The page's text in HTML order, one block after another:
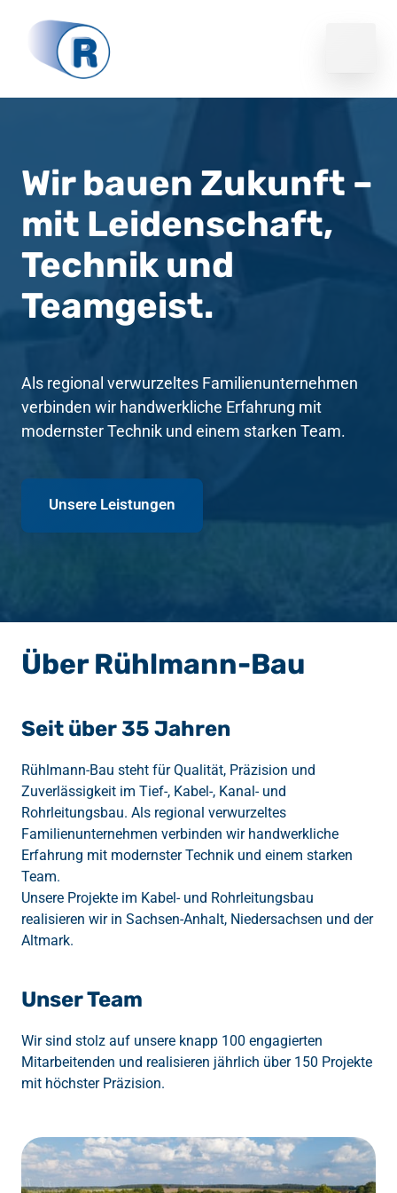
Wir bauen Zukunft –
mit Leidenschaft,
Technik und
Teamgeist.
Als regional verwurzeltes Familienunternehmen
verbinden wir handwerkliche Erfahrung mit
modernster Technik und einem starken Team.
Unsere Leistungen
Über Rühlmann-Bau
Seit über 35 Jahren
Rühlmann-Bau steht für Qualität, Präzision und
Zuverlässigkeit im Tief-, Kabel-, Kanal- und
Rohrleitungsbau. Als regional verwurzeltes
Familienunternehmen verbinden wir handwerkliche
Erfahrung mit modernster Technik und einem starken
Team.
Unsere Projekte im Kabel- und Rohrleitungsbau
realisieren wir in Sachsen-Anhalt, Niedersachsen und der
Altmark.
Unser Team
Wir sind stolz auf unsere knapp 100 engagierten
Mitarbeitenden und realisieren jährlich über 150 Projekte
mit höchster Präzision.